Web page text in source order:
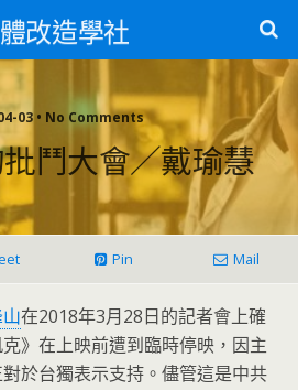
改造學社
2018-04-03 • No Comments
鬥大會／戴瑜慧
Pin Mail
在2018年3月28日的記者會上確
》在上映前遭到臨時停映，因主
於台獨表示支持。儘管這是中共